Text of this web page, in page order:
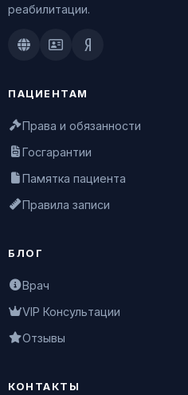
реабилитации.
Doctu.ruПроДокторов
Яндекс.Здоровье
ПАЦИЕНТАМ
Права и обязанности
Госгарантии
Памятка пациента
Правила записи
БЛОГ
Врач
VIP Консультации
Отзывы
КОНТАКТЫ